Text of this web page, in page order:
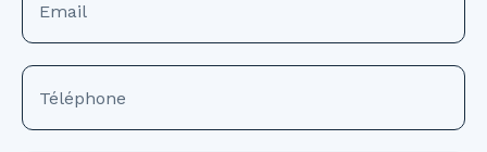
Email
Téléphone